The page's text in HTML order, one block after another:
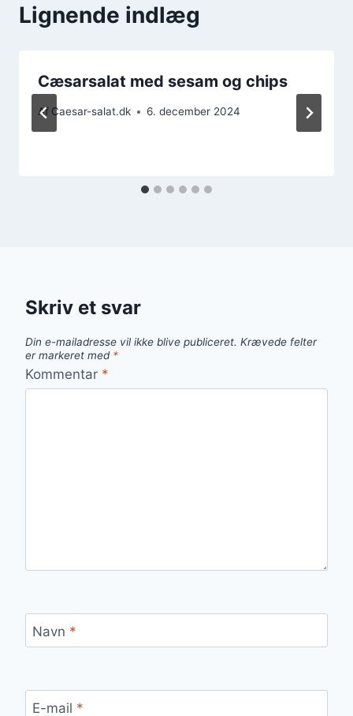
Lignende indlæg
Cæsarsalat med sesam og chips
Af Caesar-salat.dk 6. december 2024
Skriv et svar
Din e-mailadresse vil ikke blive publiceret. Krævede felter
er markeret med *
Kommentar *
Navn *
E-mail *